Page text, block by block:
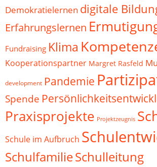
Demokratielernen digitale
Erfahrungslernen
Fundraising Klima
Kooperationspartner Margret Rasfeld
development Pandemie
Spende
Praxisprojekte Projektzeugnis
Schule im Aufbruch
SchulfamilieSchulleitung